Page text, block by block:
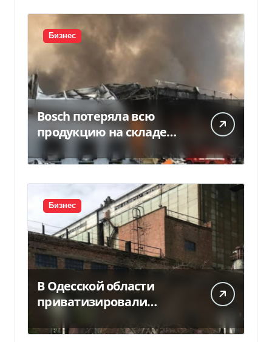
Бизнес
Bosch потеряла всю
продукцию на складе
Бизнес
В Одесской области
приватизировали
«Хлебную базу №77» за
5,7 млн грн